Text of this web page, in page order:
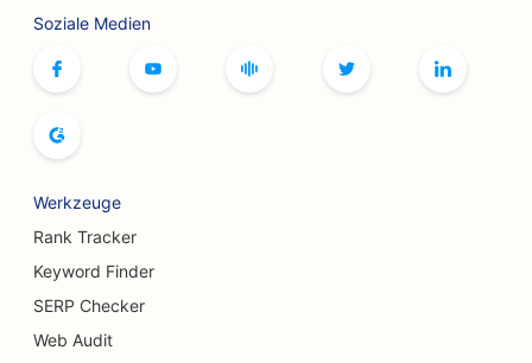
SEO für Bowlingbahnen
SEO für Brotbäckereien
SEO für Brauereien
SEO für Brustvergrößerungsdienste
Soziale Medien
Werkzeuge
Rank Tracker
Keyword Finder
SERP Checker
Web Audit